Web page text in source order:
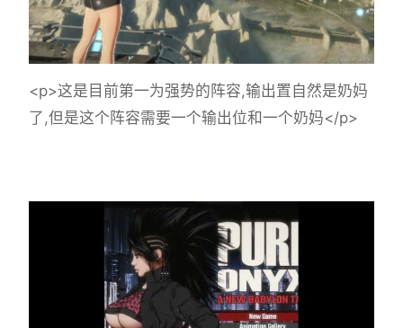
<p>这是目前第一为强势的阵容,输出置自然是奶妈
了,但是这个阵容需要一个输出位和一个奶妈</p>